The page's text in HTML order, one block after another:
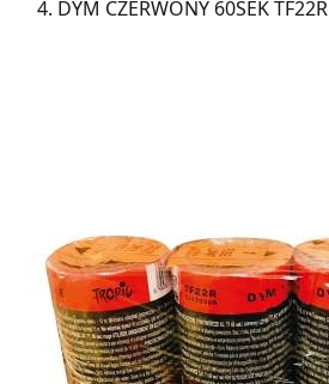
DYM CZERWONY 60SEK TF22R